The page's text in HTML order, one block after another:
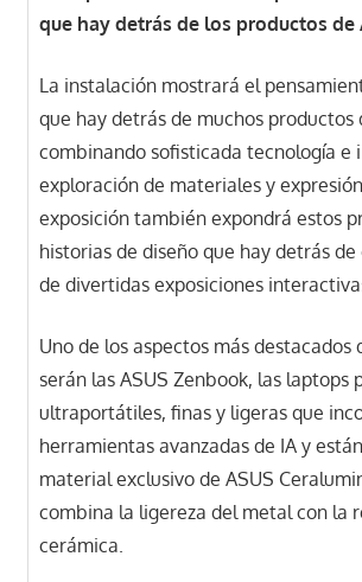
que hay detrás de los productos de
La instalación mostrará el
que hay detrás de muchos productos
combinando sofisticada tecnología e
exploración de materiales y
exposición también expondrá estos
historias de diseño que hay detrás
de divertidas exposiciones
Uno de los aspectos más destacados
serán las ASUS Zenbook, las laptops
ultraportátiles, finas y ligeras que
herramientas avanzadas de IA y
material exclusivo de ASUS
combina la ligereza del metal con la
cerámica.